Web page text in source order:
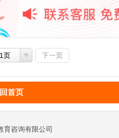
页 下一页
首页
育咨询有限公司